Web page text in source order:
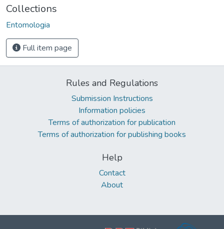
Collections
Entomologia
Full item page
Rules and Regulations
Submission Instructions
Information policies
Terms of authorization for publication
Terms of authorization for publishing books
Help
Contact
About